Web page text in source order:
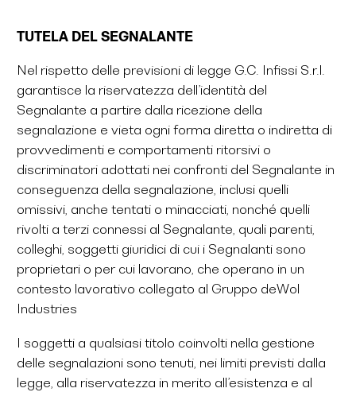
TUTELA DEL SEGNALANTE
Nel rispetto delle previsioni di legge G.C. Infissi S.r.l.
garantisce la riservatezza dell’identità del
Segnalante a partire dalla ricezione della
segnalazione e vieta ogni forma diretta o indiretta di
provvedimenti e comportamenti ritorsivi o
discriminatori adottati nei confronti del Segnalante in
conseguenza della segnalazione, inclusi quelli
omissivi, anche tentati o minacciati, nonché quelli
rivolti a terzi connessi al Segnalante, quali parenti,
colleghi, soggetti giuridici di cui i Segnalanti sono
proprietari o per cui lavorano, che operano in un
contesto lavorativo collegato al Gruppo deWol
Industries
I soggetti a qualsiasi titolo coinvolti nella gestione
delle segnalazioni sono tenuti, nei limiti previsti dalla
legge, alla riservatezza in merito all’esistenza e al